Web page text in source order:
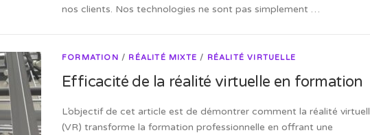
nos clients. Nos technologies ne sont pas simplement …
FORMATION / RÉALITÉ MIXTE / RÉALITÉ VIRTUELLE
Efficacité de la réalité virtuelle en formation
L’objectif de cet article est de démontrer comment la réalité
(VR) transforme la formation professionnelle en offrant une